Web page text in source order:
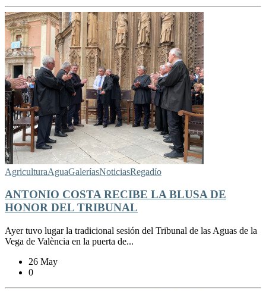
AgriculturaAguaGaleríasNoticiasRegadío
ANTONIO COSTA RECIBE LA BLUSA DE
HONOR DEL TRIBUNAL
Ayer tuvo lugar la tradicional sesión del Tribunal de las Aguas de la
Vega de València en la puerta de...
26 May
0